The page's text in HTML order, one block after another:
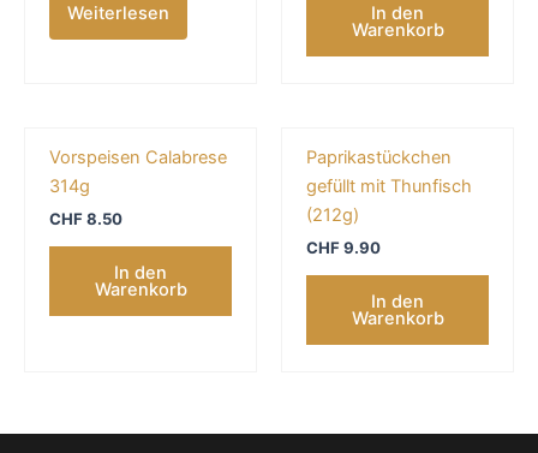
Weiterlesen In den
Warenkorb
Vorspeisen Calabrese
314g
CHF8.50
In den
Warenkorb
Paprikastückchen
gefüllt mit Thunfisch
(212g)
CHF9.90
In den
Warenkorb